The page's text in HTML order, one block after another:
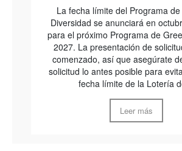
La fecha límite del Programa
Diversidad se anunciará en
para el próximo Programa de
2027. La presentación de
comenzado, así que asegúrate
solicitud lo antes posible para
fecha límite de la Lotería
Leer más